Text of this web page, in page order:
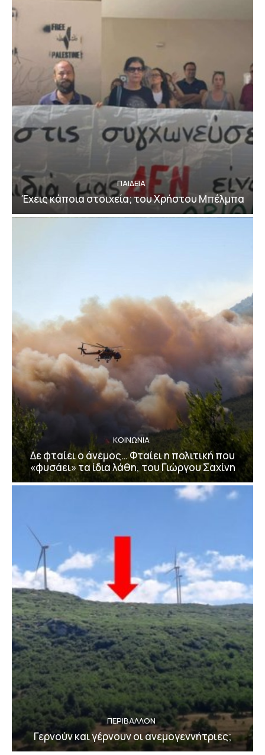
ΠΑΙΔΕΙΑ
Έχεις κάποια στοιχεία; του Χρήστου Μπέλμπα
ΚΟΙΝΩΝΙΑ
Δε φταίει ο άνεμος… Φταίει η πολιτική που
«φυσάει» τα ίδια λάθη, του Γιώργου Σαχίνη
ΠΕΡΙΒΆΛΛΟΝ
Γερνούν και γέρνουν οι ανεμογεννήτριες;